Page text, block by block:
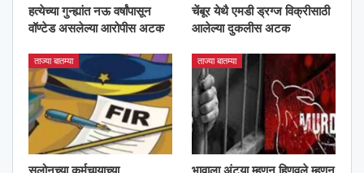
हत्येच्या गुन्ह्यांत नऊ वर्षांपासून
वॉण्टेड असलेल्या आरोपीस अटक
चेंबूर येथै एमडी ड्रग्ज विक्रीसाठी
आलेल्या दुकलीस अटक
ताज्या बातम्या ताज्या बातम्या